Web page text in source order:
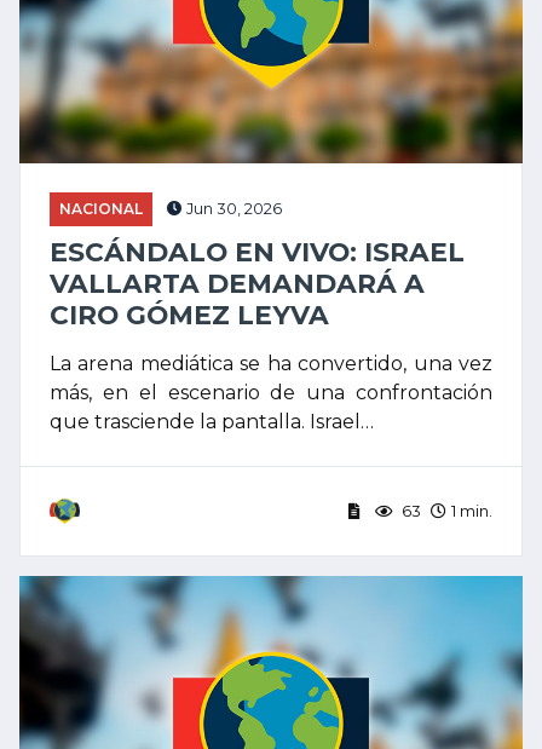
NACIONAL Jun 30, 2026
ESCÁNDALO EN VIVO: ISRAEL
VALLARTA DEMANDARÁ A
CIRO GÓMEZ LEYVA
La arena mediática se ha convertido, una vez
más, en el escenario de una confrontación
que trasciende la pantalla. Israel…
63 1 min.